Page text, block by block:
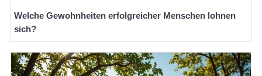
Welche Gewohnheiten erfolgreicher Menschen lohnen
sich?